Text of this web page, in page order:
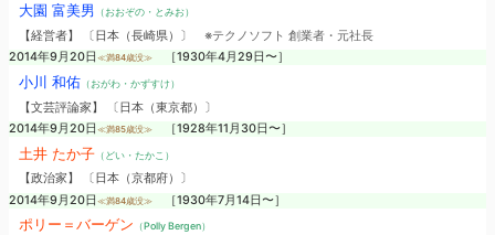
大園 富美男 （おおぞの・とみお）
【経営者】 〔日本（長崎県）〕 ※テクノソフト 創業者・元社長
2014年9月20日 ≪満84歳没≫ ［1930年4月29日〜］
小川 和佑（おがわ・かずすけ）
【文芸評論家】 〔日本（東京都）〕
2014年9月20日 ≪満85歳没≫ ［1928年11月30日〜］
土井 たか子（どい・たかこ）
【政治家】 〔日本（京都府）〕
2014年9月20日 ≪満84歳没≫ ［1930年7月14日〜］
ポリー＝バーゲン （Polly Bergen）